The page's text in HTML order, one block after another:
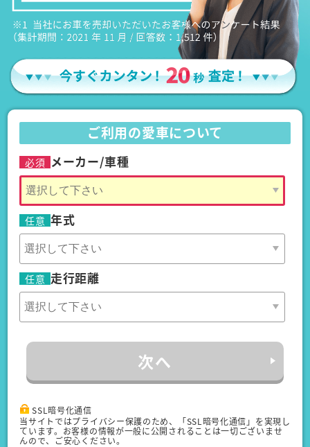
ご利用の愛車について
必須 メーカー/車種
任意 年式
任意 走行距離
次へ
SSL暗号化通信
当サイトではプライバシー保護のため、「SSL暗号化通信」を実現し
ています。お客様の情報が一般に公開されることは一切ございませ
んので、ご安心ください。